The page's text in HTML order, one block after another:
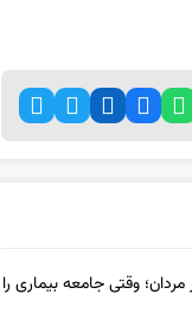
وقتی جامعه بیماری را